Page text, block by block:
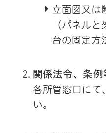
立面図又は
（パネル
台の固定方
関係法令、条
各所管窓口にて
い。